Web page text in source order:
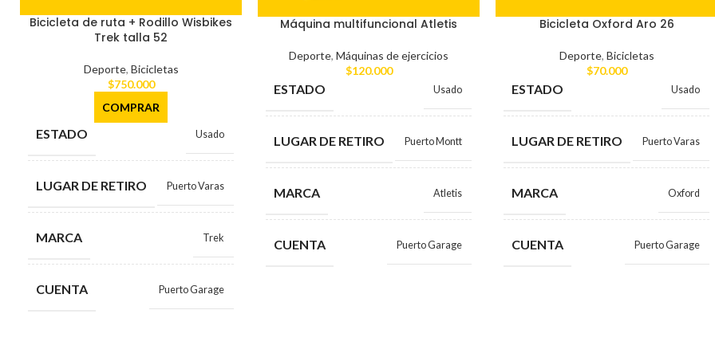
Bicicleta de ruta + Rodillo Wisbikes
Trek talla 52
Deporte, Bicicletas
$750.000
COMPRAR
ESTADO Usado
LUGAR DE RETIRO Puerto Varas
MARCA Trek
CUENTA Puerto Garage
Máquina multifuncional Atletis
Deporte, Máquinas de ejercicios
$120.000
ESTADO Usado
LUGAR DE RETIRO Puerto Montt
MARCA Atletis
CUENTA Puerto Garage
Bicicleta Oxford Aro 26
Deporte, Bicicletas
$70.000
ESTADO Usado
LUGAR DE RETIRO Puerto Varas
MARCA Oxford
CUENTA Puerto Garage